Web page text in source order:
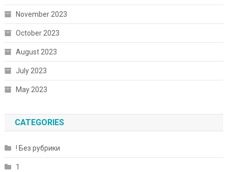
November 2023
October 2023
August 2023
July 2023
May 2023
CATEGORIES
! Без рубрики
1